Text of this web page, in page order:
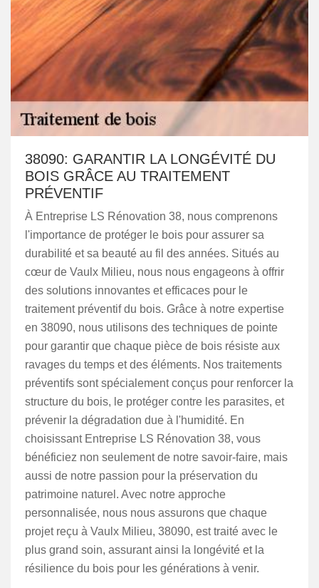
38090: GARANTIR LA LONGÉVITÉ DU
BOIS GRÂCE AU TRAITEMENT
PRÉVENTIF
À Entreprise LS Rénovation 38, nous comprenons
l'importance de protéger le bois pour assurer sa
durabilité et sa beauté au fil des années. Situés au
cœur de Vaulx Milieu, nous nous engageons à offrir
des solutions innovantes et efficaces pour le
traitement préventif du bois. Grâce à notre expertise
en 38090, nous utilisons des techniques de pointe
pour garantir que chaque pièce de bois résiste aux
ravages du temps et des éléments. Nos traitements
préventifs sont spécialement conçus pour renforcer la
structure du bois, le protéger contre les parasites, et
prévenir la dégradation due à l'humidité. En
choisissant Entreprise LS Rénovation 38, vous
bénéficiez non seulement de notre savoir-faire, mais
aussi de notre passion pour la préservation du
patrimoine naturel. Avec notre approche
personnalisée, nous nous assurons que chaque
projet reçu à Vaulx Milieu, 38090, est traité avec le
plus grand soin, assurant ainsi la longévité et la
résilience du bois pour les générations à venir.